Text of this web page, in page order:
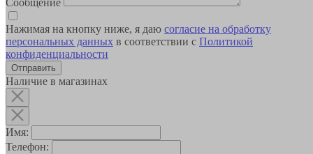
Сообщение
Нажимая на кнопку ниже, я даю согласие на обработку
персональных данных в соответствии с Политикой
конфиденциальности
Наличие в магазинах
Имя:
Телефон: